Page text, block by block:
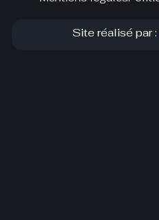
Site réalisé par :